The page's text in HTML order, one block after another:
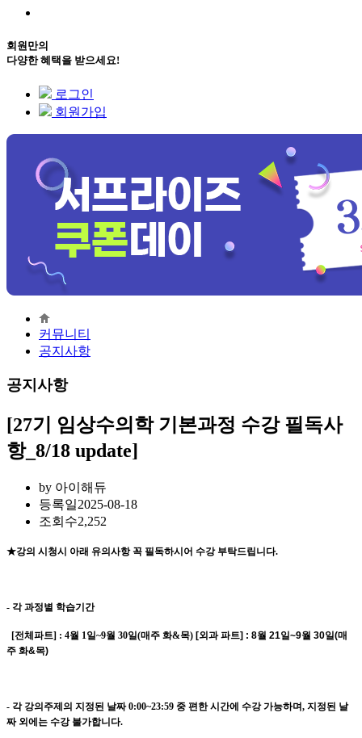
회원만의
다양한 혜택을 받으세요!
로그인
회원가입
커뮤니티
공지사항
공지사항
[27기 임상수의학 기본과정 수강 필독사
항_8/18 update]
by 아이해듀
등록일2025-08-18
조회수2,252
★강의 시청시 아래 유의사항 꼭 필독하시어 수강 부탁드립니다.
- 각 과정별 학습기간
[전체파트] : 4월 1일~9월 30일(매주 화&목) [외과 파트] : 8월 21일~9월 30일(매
주 화&목)
- 각 강의주제의 지정된 날짜 0:00~23:59 중 편한 시간에 수강 가능하며, 지정된 날
짜 외에는 수강 불가합니다.